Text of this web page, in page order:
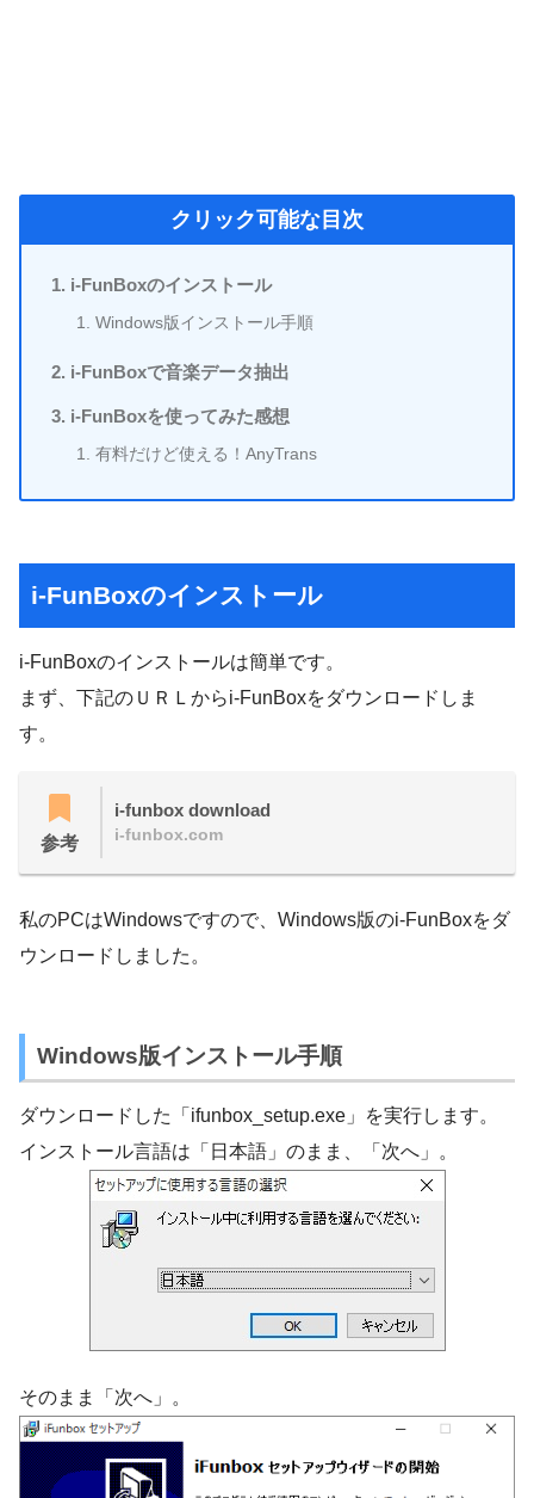
クリック可能な目次
i-FunBoxのインストール
Windows版インストール手順
i-FunBoxで音楽データ抽出
i-FunBoxを使ってみた感想
有料だけど使える！AnyTrans
i-FunBoxのインストール
i-FunBoxのインストールは簡単です。
まず、下記のＵＲＬからi-FunBoxをダウンロードしま
す。
参考
i-funbox download
i-funbox.com
私のPCはWindowsですので、Windows版のi-FunBoxをダ
ウンロードしました。
Windows版インストール手順
ダウンロードした「ifunbox_setup.exe」を実行します。
インストール言語は「日本語」のまま、「次へ」。
そのまま「次へ」。